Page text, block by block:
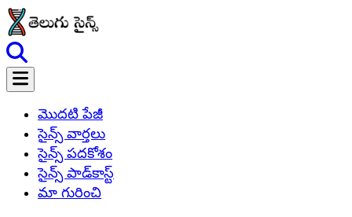
మొదటి పేజీ
సైన్స్ వార్తలు
సైన్స్ పదకోశం
సైన్స్ పాడ్‌కాస్ట్
మా గురించి